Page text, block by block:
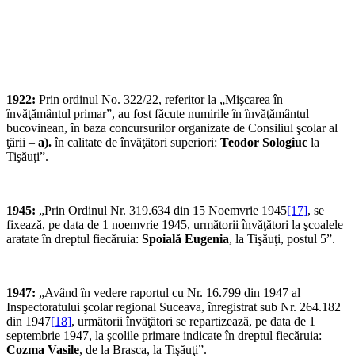
1922: Prin ordinul No. 322/22, referitor la „Mişcarea în
învăţământul primar”, au fost făcute numirile în învăţământul
bucovinean, în baza concursurilor organizate de Consiliul şcolar al
ţării – a).în calitate de învăţători superiori: Teodor Sologiuc la
Tişăuţi”.
1945: „Prin Ordinul Nr. 319.634 din 15 Noemvrie 1945[17], se
fixează, pe data de 1 noemvrie 1945, următorii învăţători la şcoalele
aratate în dreptul fiecăruia: Spoială Eugenia, la Tişăuţi, postul 5”.
1947: „Având în vedere raportul cu Nr. 16.799 din 1947 al
Inspectoratului şcolar regional Suceava, înregistrat sub Nr. 264.182
din 1947[18], următorii învăţători se repartizează, pe data de 1
septembrie 1947, la şcolile primare indicate în dreptul fiecăruia:
Cozma Vasile, de la Brasca, la Tişăuţi”.